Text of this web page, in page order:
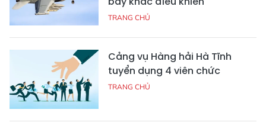
TRANG CHỦ
Cảng vụ Hàng hải Hà Tĩnh
tuyển dụng 4 viên chức
TRANG CHỦ